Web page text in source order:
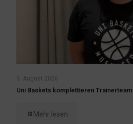
3. August 2026
Uni Baskets komplettieren
Mehr lesen